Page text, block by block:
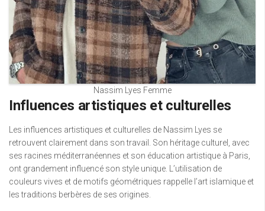
Nassim Lyes Femme
Influences artistiques et culturelles
Les influences artistiques et culturelles de Nassim Lyes se
retrouvent clairement dans son travail. Son héritage culturel, avec
ses racines méditerranéennes et son éducation artistique à Paris,
ont grandement influencé son style unique. L’utilisation de
couleurs vives et de motifs géométriques rappelle l’art islamique et
les traditions berbères de ses origines.